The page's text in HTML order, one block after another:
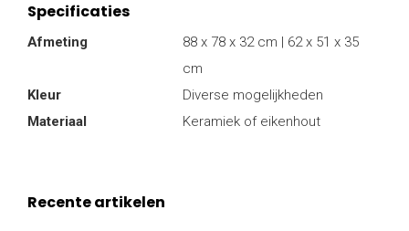
Specificaties
Afmeting
88 x 78 x 32 cm | 62 x 51 x 35
cm
Kleur
Diverse mogelijkheden
Materiaal
Keramiek of eikenhout
Recente artikelen